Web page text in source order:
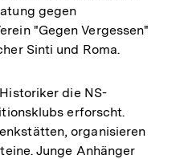
gegen
"Gegen Vergessen"
Sinti und Roma.
die NS-
erforscht.
organisieren
Junge Anhänger